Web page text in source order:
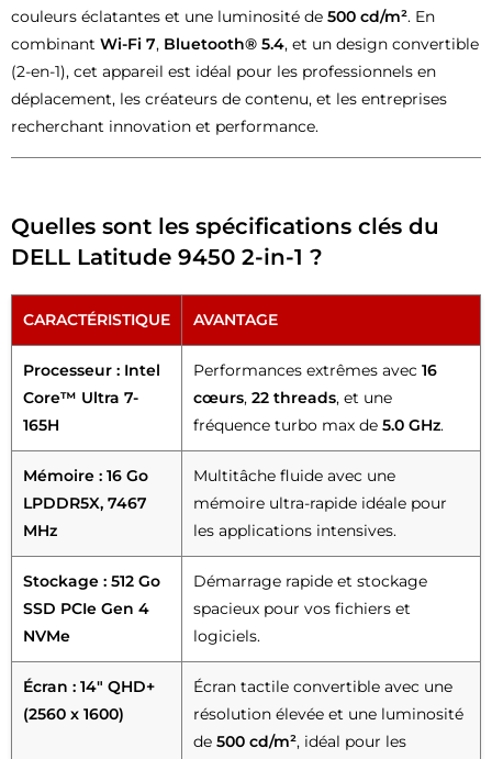
couleurs éclatantes et une luminosité de 500 cd/m². En
combinant Wi-Fi 7, Bluetooth® 5.4, et un design convertible
(2-en-1), cet appareil est idéal pour les professionnels en
déplacement, les créateurs de contenu, et les entreprises
recherchant innovation et performance.
Quelles sont les spécifications clés du
DELL Latitude 9450 2-in-1 ?
CARACTÉRISTIQUE AVANTAGE
Processeur : Intel
Core™ Ultra 7-
165H
Performances extrêmes avec 16
cœurs, 22 threads, et une
fréquence turbo max de 5.0 GHz.
Mémoire : 16 Go
LPDDR5X, 7467
MHz
Multitâche fluide avec une
mémoire ultra-rapide idéale pour
les applications intensives.
Stockage : 512 Go
SSD PCIe Gen 4
NVMe
Démarrage rapide et stockage
spacieux pour vos fichiers et
logiciels.
Écran : 14″ QHD+
(2560 x 1600)
Écran tactile convertible avec une
résolution élevée et une luminosité
de 500 cd/m², idéal pour les